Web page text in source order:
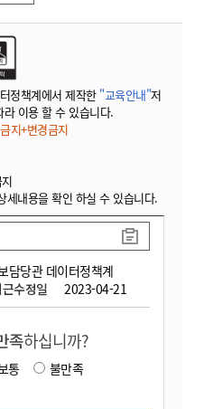
정책계에서 제작한 "교육안내"저
라 이용 할 수 있습니다.
지+변경금지
내용을 확인 하실 수 있습니다.
담당관 데이터정책계
수정일 2023-04-21
족하십니까?
보통
불만족